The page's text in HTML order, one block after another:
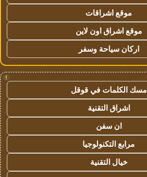
موقع اشراقات
موقع اشراق اون لاين
اركان سياحة وسفر
!
مسك الكلمات في قوقل
اشراق التقنية
ان سفن
مرابع التكنولوجيا
خيال التقنية